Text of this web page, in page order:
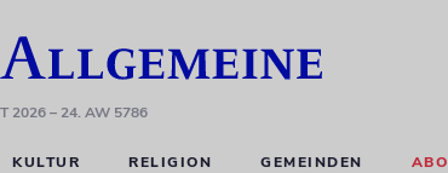
2026– 24. AW 5786
KULTUR RELIGION GEMEINDEN ABO